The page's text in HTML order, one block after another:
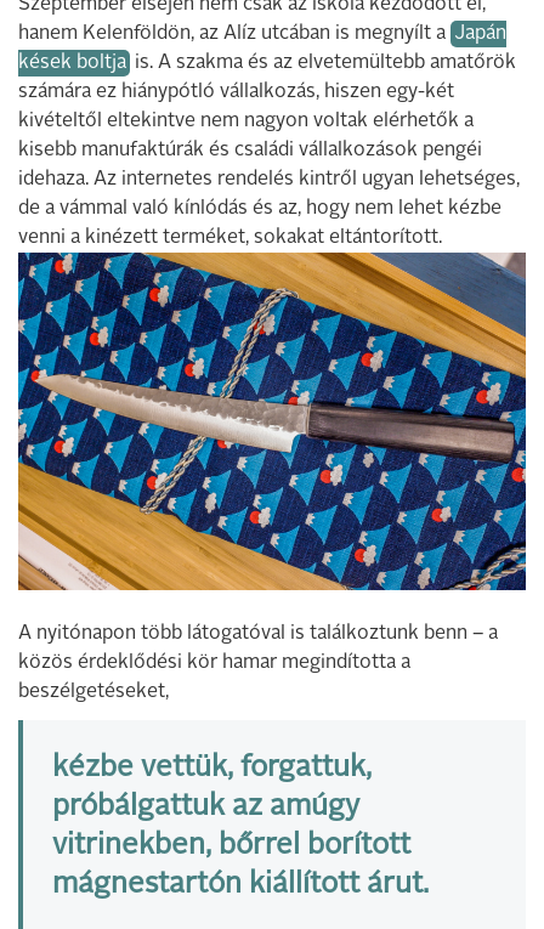
Szeptember elsején nem csak az iskola kezdődött el,
hanem Kelenföldön, az Alíz utcában is megnyílt a Japán
kések boltja is. A szakma és az elvetemültebb amatőrök
számára ez hiánypótló vállalkozás, hiszen egy-két
kivételtől eltekintve nem nagyon voltak elérhetők a
kisebb manufaktúrák és családi vállalkozások pengéi
idehaza. Az internetes rendelés kintről ugyan lehetséges,
de a vámmal való kínlódás és az, hogy nem lehet kézbe
venni a kinézett terméket, sokakat eltántorított.
A nyitónapon több látogatóval is találkoztunk benn – a
közös érdeklődési kör hamar megindította a
beszélgetéseket,
kézbe vettük, forgattuk,
próbálgattuk az amúgy
vitrinekben, bőrrel borított
mágnestartón kiállított árut.